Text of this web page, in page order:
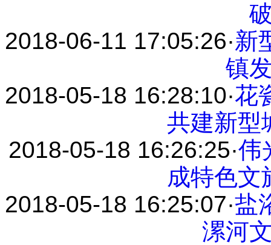
2018-06-11 17:05:26·新
镇
2018-05-18 16:28:10·花
共建新型
2018-05-18 16:26:25·伟
成特色文
2018-05-18 16:25:07·盐
漯河